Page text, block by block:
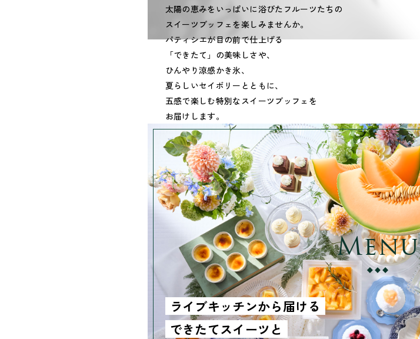
太陽の恵みをいっぱいに浴びたフルーツたちの
スイーツブッフェを楽しみませんか。
パティシエが目の前で仕上げる
「できたて」の美味しさや、
ひんやり涼感かき氷、
夏らしいセイボリーとともに、
五感で楽しむ特別なスイーツブッフェを
お届けします。
Menu
ライブキッチンから届ける
できたてスイーツと